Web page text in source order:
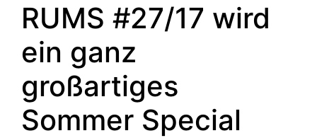
RUMS #27/17 wird
ein ganz
großartiges
Sommer Special